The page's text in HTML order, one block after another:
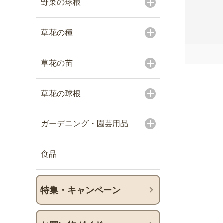
野菜の球根
草花の種
草花の苗
草花の球根
ガーデニング・園芸用品
食品
特集・キャンペーン